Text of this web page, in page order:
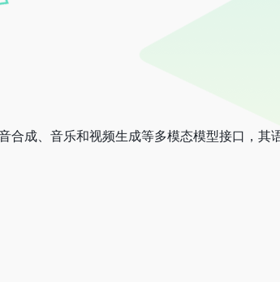
成、音乐和视频生成等多模态模型接口，其